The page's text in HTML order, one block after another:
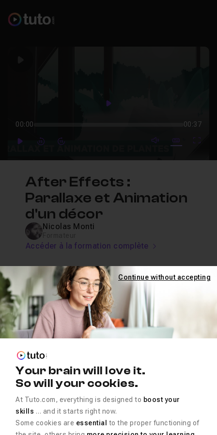
Play
00:00 00:37
PlayForwardForward mute video
Subtitles
After Effects :
Parallaxe et Animation
d'un décor
Nicolas Monti
Accéder à la formation complète